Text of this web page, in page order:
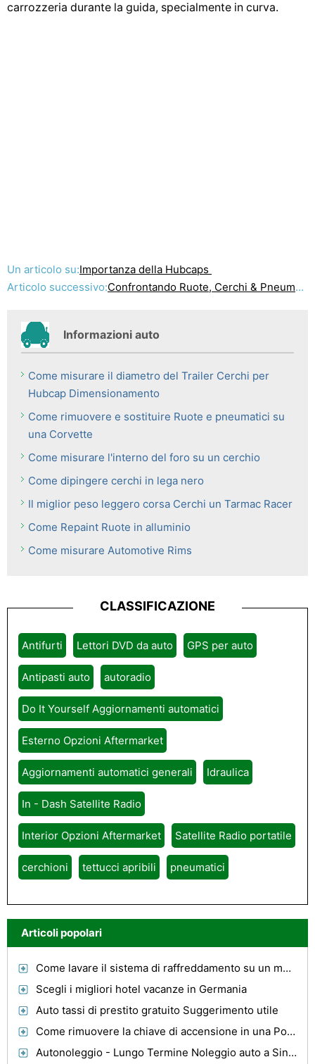
carrozzeria durante la guida, specialmente in curva.
Un articolo su:Importanza della Hubcaps
Articolo successivo:Confrontando Ruote, Cerchi & Pneumatici
Informazioni auto
Come misurare il diametro del Trailer Cerchi per
Hubcap Dimensionamento
Come rimuovere e sostituire Ruote e pneumatici su
una Corvette
Come misurare l'interno del foro su un cerchio
Come dipingere cerchi in lega nero
Il miglior peso leggero corsa Cerchi un Tarmac Racer
Come Repaint Ruote in alluminio
Come misurare Automotive Rims
CLASSIFICAZIONE
Antifurti Lettori DVD da auto GPS per auto
Antipasti auto autoradio
Do It Yourself Aggiornamenti automatici
Esterno Opzioni Aftermarket
Aggiornamenti automatici generali Idraulica
In - Dash Satellite Radio
Interior Opzioni Aftermarket Satellite Radio portatile
cerchioni tettucci apribili pneumatici
Articoli popolari
Come lavare il sistema di raffreddamento su un motore Northstar
Scegli i migliori hotel vacanze in Germania
Auto tassi di prestito gratuito Suggerimento utile
Come rimuovere la chiave di accensione in una Pontiac Sunfire
Autonoleggio - Lungo Termine Noleggio auto a Singapore